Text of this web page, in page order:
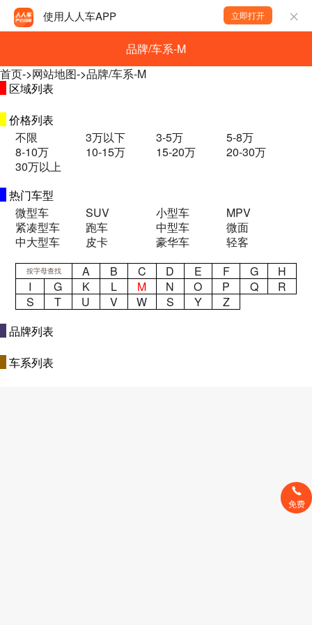
使用人人车APP 立即打开
品牌/车系-M
首页->网站地图->品牌/车系-M
区域列表
价格列表
不限
3万以下 3-5万
5-8万
8-10万
10-15万 15-20万
20-30万
30万以上
热门车型
微型车
SUV 小型车
MPV
紧凑型车
跑车 中型车
微面
中大型车
皮卡 豪华车 轻客
按字母查找 A B C D E F G
H
I
G K L M N O P Q
R
S
T U V W S Y
Z
品牌列表
车系列表
免费